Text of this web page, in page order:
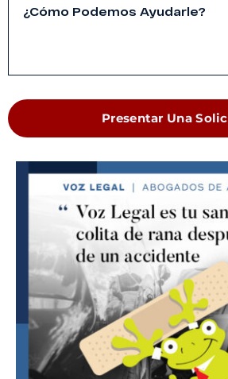
Presentar Una